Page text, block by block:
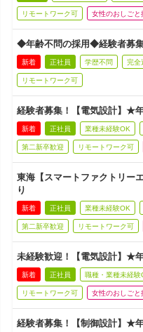
リモートワーク可 女性のおしごと
◆年齢不問の採用◆経験者募
新着 正社員 学歴不問 完全
リモートワーク可
経験者募集！【電気設計】★
新着 正社員 業種未経験OK
第二新卒歓迎 リモートワーク可
東海【スマートファクトリー
り
新着 正社員 業種未経験OK
第二新卒歓迎 リモートワーク可
未経験歓迎！【電気設計】★
新着 正社員 職種・業種未経験
リモートワーク可 女性のおしごと
経験者募集！【制御設計】★